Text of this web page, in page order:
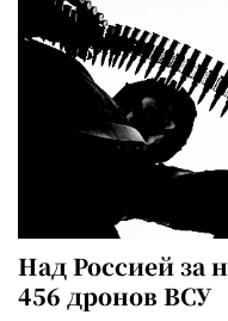
Над Россией за
456 дронов ВСУ